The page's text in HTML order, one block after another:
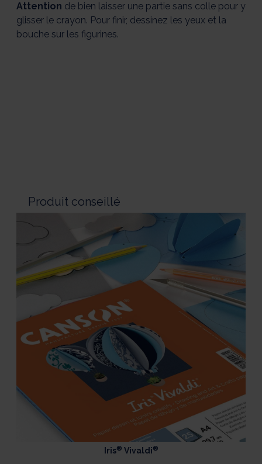
Attention de bien laisser une partie sans colle pour y
glisser le crayon. Pour finir, dessinez les yeux et la
bouche sur les figurines.
Produit conseillé
Iris® Vivaldi®